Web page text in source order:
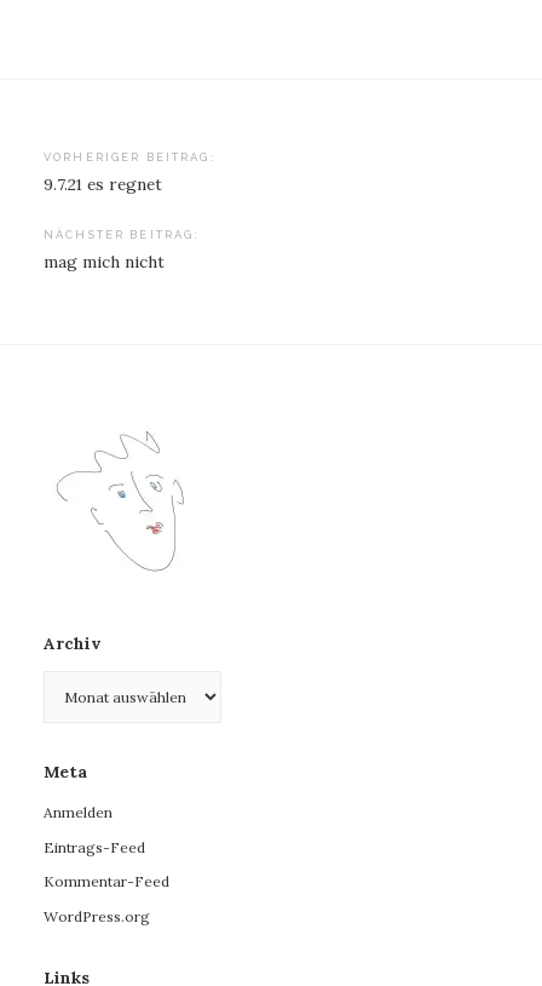
Beitragsnavigation
VORHERIGER BEITRAG:
9.7.21 es regnet
NÄCHSTER BEITRAG:
mag mich nicht
Archiv
Meta
Anmelden
Eintrags-Feed
Kommentar-Feed
WordPress.org
Links